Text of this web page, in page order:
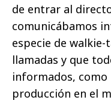
de entrar al
comunicábamos
especie de
llamadas y que
informados, como
producción en el